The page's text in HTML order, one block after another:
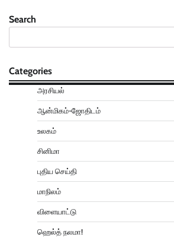
Search
Categories
அரசியல்
ஆன்மிகம்-ஜோதிடம்
உலகம்
சினிமா
புதிய செய்தி
மாநிலம்
விளையாட்டு
ஹெல்த் நலமா!